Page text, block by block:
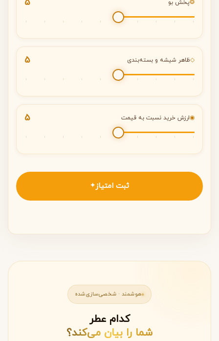
❂پخش بو 5
◇ظاهر شیشه و بسته‌بندی 5
◉ارزش خرید نسبت به قیمت 5
ثبت امتیاز✦
هوشمند · شخصی‌سازی‌شده
کدام عطر
شما را بیان می‌کند؟